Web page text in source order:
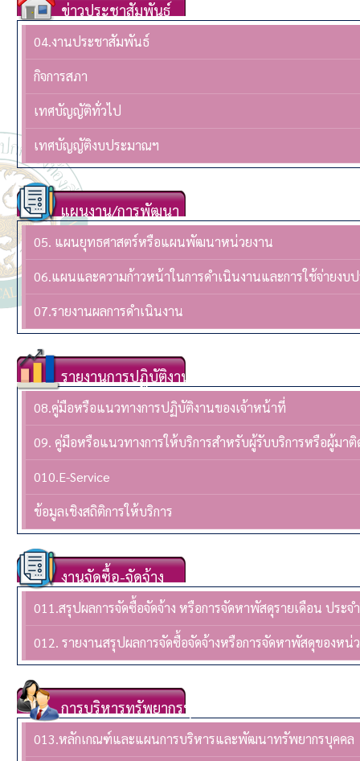
ข่าวประชาสัมพันธ์
04.งานประชาสัมพันธ์
กิจการสภา
เทศบัญญัติทั่วไป
เทศบัญญัติงบประมาณฯ
แผนงาน/การพัฒนา
05. แผนยุทธศาสตร์หรือแผนพัฒนาหน่วยงาน
06.แผนและความก้าวหน้าในการดำเนินงานและการใช้จ่ายงบ
07.รายงานผลการดำเนินงาน
รายงานการปฏิบัติงาน
08.คู่มือหรือแนวทางการปฏิบัติงานของเจ้าหน้าที่
09. คู่มือหรือแนวทางการให้บริการสำหรับผู้รับบริการหรือผู้มา
010.E-Service
ข้อมูลเชิงสถิติการให้บริการ
งานจัดซื้อ-จัดจ้าง
011.สรุปผลการจัดซื้อจัดจ้าง หรือการจัดหาพัสดุรายเดือน ประ
012. รายงานสรุปผลการจัดซื้อจัดจ้างหรือการจัดหาพัสดุของห
การบริหารทรัพยากรบุคล
013.หลักเกณฑ์และแผนการบริหารและพัฒนาทรัพยากรบุคคล